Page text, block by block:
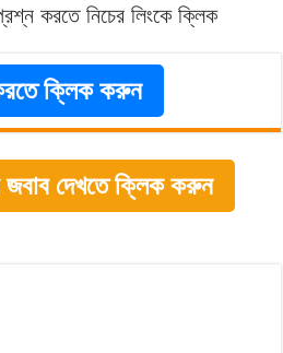
করতে নিচের লিংকে ক্লিক
ক্লিক করুন
দেখতে ক্লিক করুন